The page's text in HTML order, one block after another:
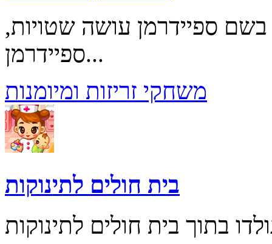
ספיידרמן עושה שטויות,
ספיידרמן...
משחקי זריזות ומיומנות
בית חולים לתינוקות